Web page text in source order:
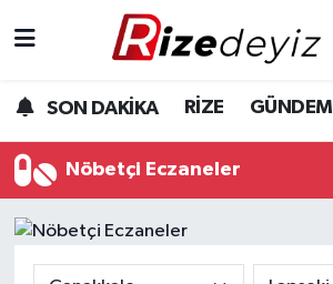
SON DAKİKA RİZE GÜNDEM
Nöbetçi Eczaneler
Gündem
Yurttan Haberler
Rize Hava Durumu
Rize Trafik Yoğunluk Haritası